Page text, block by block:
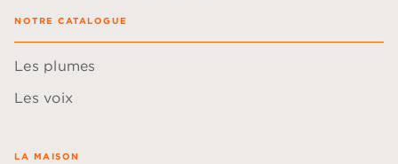
NOTRE CATALOGUE
Les plumes
Les voix
LA MAISON